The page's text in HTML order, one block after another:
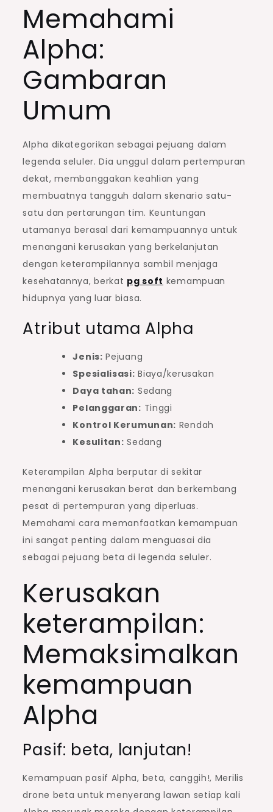
Memahami
Alpha:
Gambaran
Umum
Alpha dikategorikan sebagai pejuang dalam
legenda seluler. Dia unggul dalam pertempuran
dekat, membanggakan keahlian yang
membuatnya tangguh dalam skenario satu-
satu dan pertarungan tim. Keuntungan
utamanya berasal dari kemampuannya untuk
menangani kerusakan yang berkelanjutan
dengan keterampilannya sambil menjaga
kesehatannya, berkat pg soft kemampuan
hidupnya yang luar biasa.
Atribut utama Alpha
Jenis: Pejuang
Spesialisasi: Biaya/kerusakan
Daya tahan: Sedang
Pelanggaran: Tinggi
Kontrol Kerumunan: Rendah
Kesulitan: Sedang
Keterampilan Alpha berputar di sekitar
menangani kerusakan berat dan berkembang
pesat di pertempuran yang diperluas.
Memahami cara memanfaatkan kemampuan
ini sangat penting dalam menguasai dia
sebagai pejuang beta di legenda seluler.
Kerusakan
keterampilan:
Memaksimalkan
kemampuan
Alpha
Pasif: beta, lanjutan!
Kemampuan pasif Alpha, beta, canggih!, Merilis
drone beta untuk menyerang lawan setiap kali